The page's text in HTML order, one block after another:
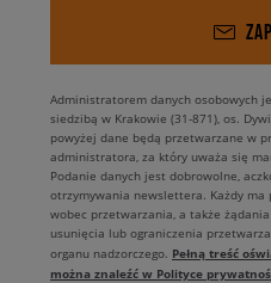
Administratorem danych osobowych
siedzibą w Krakowie (31-871), os.
powyżej dane będą przetwarzane w
administratora, za który uważa się
Podanie danych jest dobrowolne,
otrzymywania newslettera. Każdy ma
wobec przetwarzania, a także
usunięcia lub ograniczenia
organu nadzorczego. Pełną treść
można znaleźć w Polityce